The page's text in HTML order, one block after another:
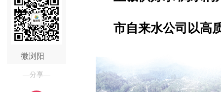
微浏阳
—分享—
市自来水公司以高